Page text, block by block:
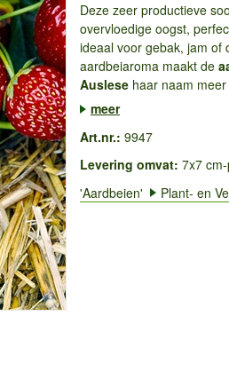
Deze zeer productieve
overvloedige oogst,
ideaal voor gebak, jam of
aardbeiaroma maakt de
Auslesehaar naam meer
meer
Art.nr.: 9947
Levering omvat: 7x7
'Aardbeien'
Plant- en